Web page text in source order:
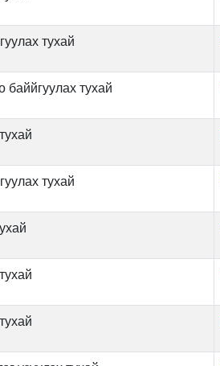
тухай
баййгуулах тухай
тухай